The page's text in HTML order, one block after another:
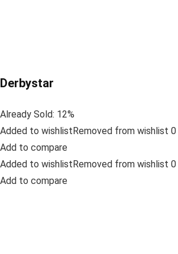
Derbystar
Already Sold: 12%
Added to wishlistRemoved from wishlist 0
Add to compare
Added to wishlistRemoved from wishlist 0
Add to compare